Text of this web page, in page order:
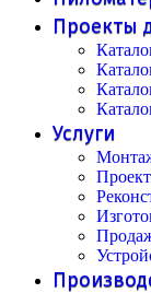
Проекты
Услуги